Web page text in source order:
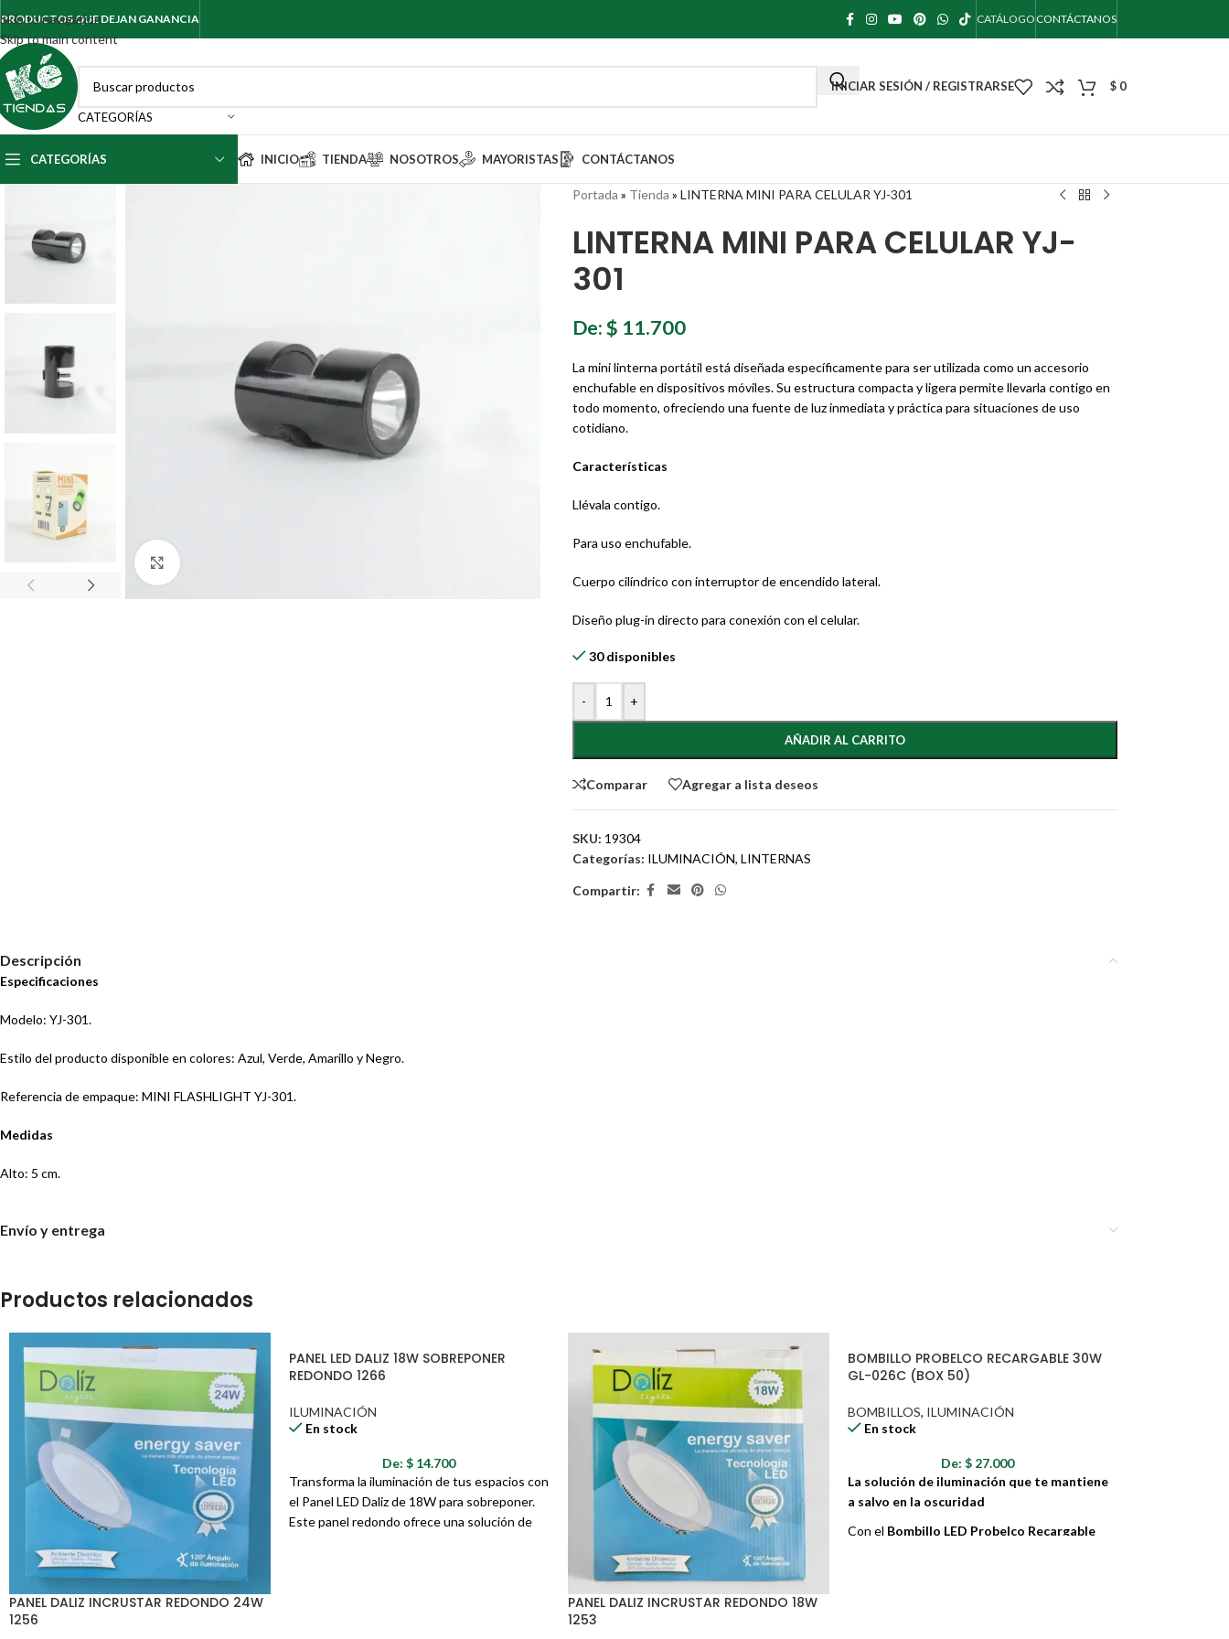
Skip to navigation
Skip to main content
PRODUCTOS QUE DEJAN GANANCIA CATÁLOGO CONTÁCTANOS
CATEGORÍAS
INICIAR SESIÓN / REGISTRARSE $ 0
CATEGORÍAS INICIO TIENDA NOSOTROS MAYORISTAS CONTÁCTANOS
Portada » Tienda » LINTERNA MINI PARA CELULAR YJ-301
LINTERNA MINI PARA CELULAR YJ-
301
De:$ 11.700
La mini linterna portátil está diseñada específicamente para ser utilizada como un accesorio
enchufable en dispositivos móviles. Su estructura compacta y ligera permite llevarla contigo en
todo momento, ofreciendo una fuente de luz inmediata y práctica para situaciones de uso
cotidiano.
Características
Llévala contigo.
Para uso enchufable.
Cuerpo cilíndrico con interruptor de encendido lateral.
Diseño plug-in directo para conexión con el celular.
30 disponibles
- +
AÑADIR AL CARRITO
Comparar Agregar a lista deseos
SKU: 19304
Categorías: ILUMINACIÓN, LINTERNAS
Compartir:
Descripción
Especificaciones
Modelo: YJ-301.
Estilo del producto disponible en colores: Azul, Verde, Amarillo y Negro.
Referencia de empaque: MINI FLASHLIGHT YJ-301.
Medidas
Alto: 5 cm.
Envío y entrega
Productos relacionados
PANEL DALIZ INCRUSTAR REDONDO 24W
1256
PANEL LED DALIZ 18W SOBREPONER
REDONDO 1266
ILUMINACIÓN
En stock
De:$ 14.700
Transforma la iluminación de tus espacios con
el Panel LED Daliz de 18W para sobreponer.
Este panel redondo ofrece una solución de
PANEL DALIZ INCRUSTAR REDONDO 18W
1253
BOMBILLO PROBELCO RECARGABLE 30W
GL-026C (BOX 50)
BOMBILLOS, ILUMINACIÓN
En stock
De:$ 27.000
La solución de iluminación que te mantiene
a salvo en la oscuridad
Con el Bombillo LED Probelco Recargable